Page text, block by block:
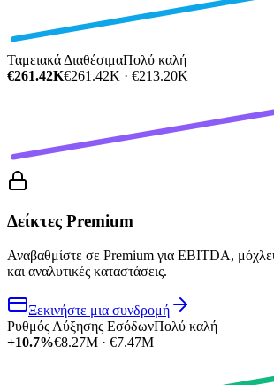
Ταμειακά ΔιαθέσιμαΠολύ καλή
€261.42K€261.42K · €213.20K
Δείκτες Premium
Αναβαθμίστε σε Premium για EBITDA,
και αναλυτικές καταστάσεις.
Ξεκινήστε μια συνδρομή
Ρυθμός Αύξησης ΕσόδωνΠολύ καλή
+10.7%€8.27M · €7.47M